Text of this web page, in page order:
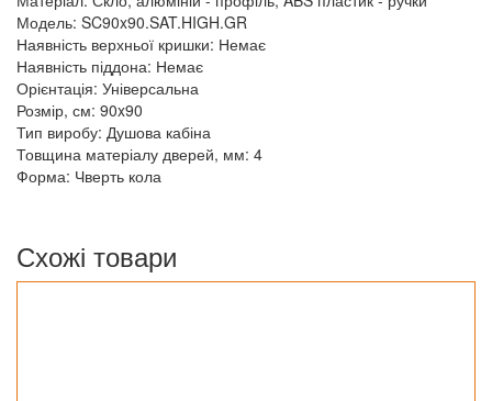
Модель: SC90x90.SAT.HIGH.GR
Наявність верхньої кришки: Немає
Наявність піддона: Немає
Орієнтація: Універсальна
Розмір, см: 90x90
Тип виробу: Душова кабіна
Товщина матеріалу дверей, мм: 4
Форма: Чверть кола
Схожі товари